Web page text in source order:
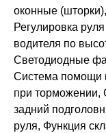
оконные
Регулировка
водителя по
Светодиодные
Система помощи
при торможении,
задний
руля, Функция